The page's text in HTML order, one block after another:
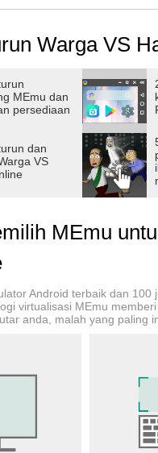
beragam, seperti Udin,
kalian! kamu dapat
tertinggi agar nama
Warga VS
MEmu dan
persediaan
dan
VS
MEmu
Android terbaik dan
virtualisasi MEmu
anda, malah yang paling